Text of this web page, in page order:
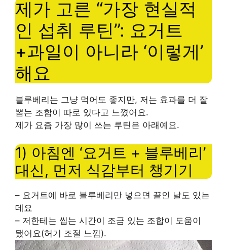
제가 고른 “가장 현실적
인 섭취 루틴”: 요거트
+과일이 아니라 ‘이렇게’
해요
블루베리는 그냥 먹어도 좋지만, 저는 효과를 더 잘
뽑는 조합이 따로 있다고 느꼈어요.
제가 요즘 가장 많이 쓰는 루틴은 아래예요.
1) 아침엔 ‘요거트 + 블루베리’
대신, 먼저 식감부터 챙기기
– 요거트에 바로 블루베리만 넣으면 끝인 날도 있는
데요
– 저한테는 씹는 시간이 조금 있는 조합이 도움이
됐어요(허기 조절 느낌).